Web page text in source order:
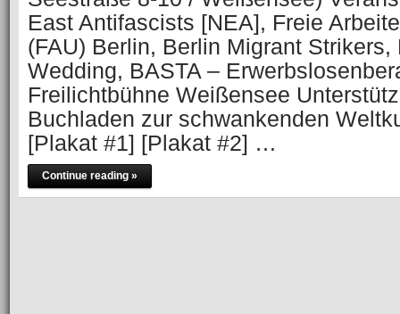
East Antifascists [NEA], Freie
(FAU) Berlin, Berlin Migrant Strikers,
Wedding, BASTA –
Freilichtbühne Weißensee
Buchladen zur schwankenden
[Plakat #1] [Plakat #2] …
Continue reading »